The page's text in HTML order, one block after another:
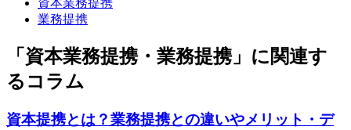
業務提携
「資本業務提携・業務提携」に関連す
るコラム
資本提携とは？業務提携との違いやメリット・デ